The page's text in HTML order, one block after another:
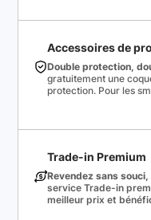
Accessoires de
Double protection,
gratuitement une
protection. Pour les
Trade-in Premium
Revendez sans
service Trade-in
meilleur prix et